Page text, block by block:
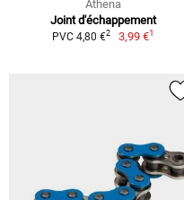
Athena
Joint d'échappement
PVC 4,80 €2 3,99 €1